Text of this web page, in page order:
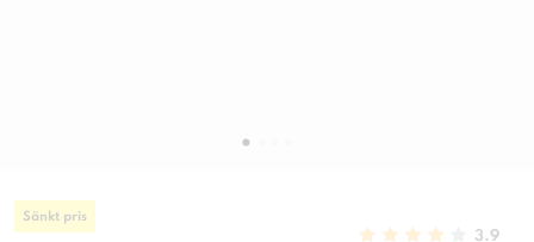
Sänkt pris
3.9